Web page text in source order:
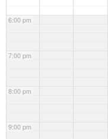
6:00 pm
7:00 pm
8:00 pm
9:00 pm